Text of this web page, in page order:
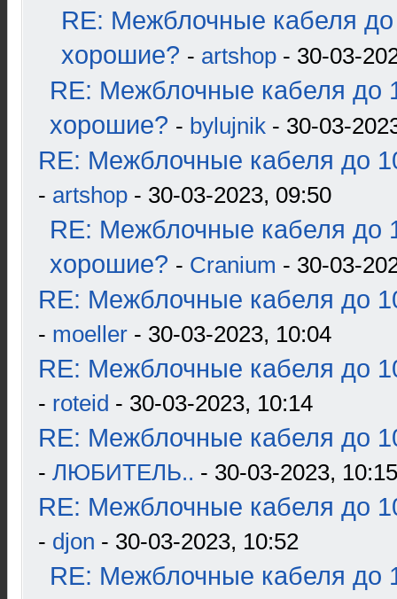
RE: Межблочные кабеля до
хорошие? - artshop - 30-03-
RE: Межблочные кабеля до
хорошие? - bylujnik - 30-03-
RE: Межблочные кабеля до
- artshop - 30-03-2023, 09:50
RE: Межблочные кабеля до
хорошие? - Cranium - 30-03-
RE: Межблочные кабеля до
- moeller - 30-03-2023, 10:04
RE: Межблочные кабеля до
- roteid - 30-03-2023, 10:14
RE: Межблочные кабеля до
- ЛЮБИТЕЛЬ.. - 30-03-2023, 10:15
RE: Межблочные кабеля до
- djon - 30-03-2023, 10:52
RE: Межблочные кабеля до